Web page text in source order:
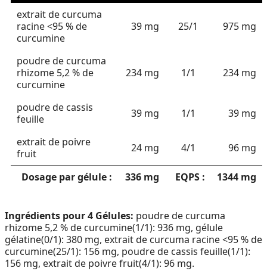
extrait de curcuma
racine <95 % de
curcumine
39 mg 25/1 975 mg
poudre de curcuma
rhizome 5,2 % de
curcumine
234 mg 1/1 234 mg
poudre de cassis
feuille
39 mg 1/1 39 mg
extrait de poivre
fruit
24 mg 4/1 96 mg
Dosage par gélule : 336 mg EQPS : 1344 mg
Ingrédients pour 4 Gélules: poudre de curcuma
rhizome 5,2 % de curcumine(1/1): 936 mg, gélule
gélatine(0/1): 380 mg, extrait de curcuma racine <95 % de
curcumine(25/1): 156 mg, poudre de cassis feuille(1/1):
156 mg, extrait de poivre fruit(4/1): 96 mg.